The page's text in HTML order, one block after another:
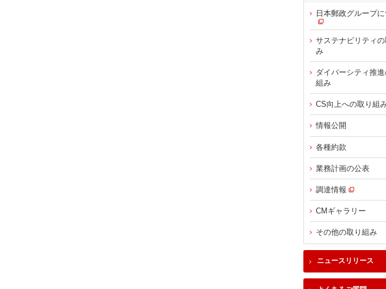
日本郵政グループ
サステナビリティの
み
ダイバーシティ推進
組み
CS向上への取り組
情報公開
各種約款
業務計画の公表
調達情報
CMギャラリー
その他の取り組み
ニュースリリース